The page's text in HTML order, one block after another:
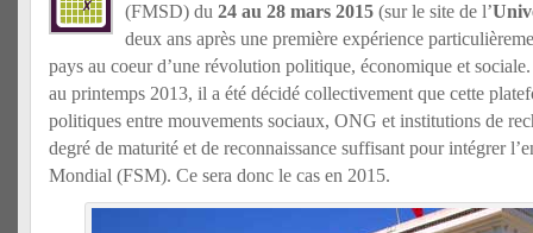
(FMSD) du 24 au 28 mars 2015 (sur le site de l’
deux ans après une première expérience
pays au coeur d’une révolution politique, économique et
au printemps 2013, il a été décidé collectivement que cette
politiques entre mouvements sociaux, ONG et institutions de
degré de maturité et de reconnaissance suffisant pour intégrer
Mondial (FSM). Ce sera donc le cas en 2015.